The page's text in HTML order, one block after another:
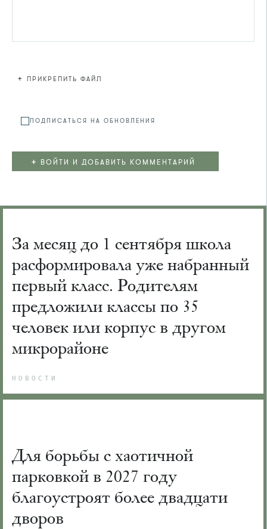
+ ПРИКРЕПИТЬ ФАЙЛ
ПОДПИСАТЬСЯ НА ОБНОВЛЕНИЯ
+ ВОЙТИ И ДОБАВИТЬ КОММЕНТАРИЙ
За месяц до 1 сентября школа
расформировала уже набранный
первый класс. Родителям
предложили классы по 35
человек или корпус в другом
микрорайоне
НОВОСТИ
Для борьбы с хаотичной
парковкой в 2027 году
благоустроят более двадцати
дворов